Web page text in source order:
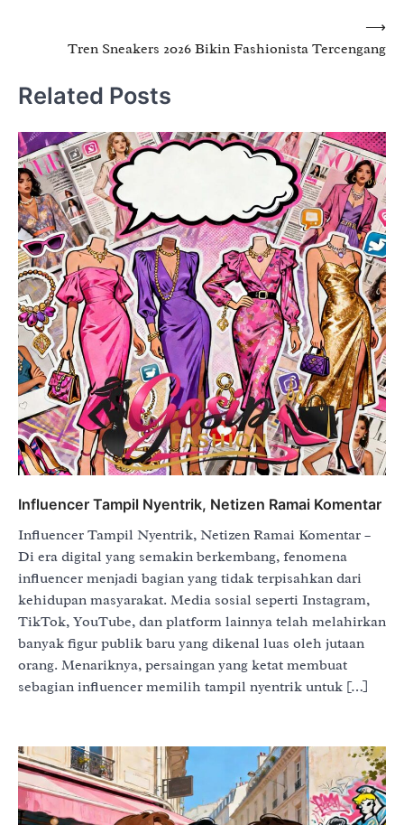
navigationTren Sneakers 2026 Bikin Fashionista Tercengang
⟶
Related Posts
Influencer Tampil Nyentrik, Netizen Ramai Komentar
Influencer Tampil Nyentrik, Netizen Ramai Komentar –
Di era digital yang semakin berkembang, fenomena
influencer menjadi bagian yang tidak terpisahkan dari
kehidupan masyarakat. Media sosial seperti Instagram,
TikTok, YouTube, dan platform lainnya telah melahirkan
banyak figur publik baru yang dikenal luas oleh jutaan
orang. Menariknya, persaingan yang ketat membuat
sebagian influencer memilih tampil nyentrik untuk […]